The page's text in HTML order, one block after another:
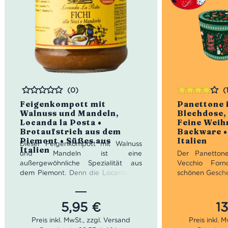
Feigenkompott mit
Walnuss und Mandeln,
Locanda la Posta •
Brotaufstrich aus dem
Piemont • Süßes aus
Italien
Bewertet
(0)
Dieser Feigenkompott mit Walnuss
und Mandeln ist eine
außergewöhnliche Spezialität aus
dem Piemont. Denn die Locanda La
als Hotel und Raststätte für
gutbetuchte Durchreisende. Seit
vielen Generationen verwöhnt die
Familie Genovesio ihre Gäste mit
5,95 €
Panettone
Blechdose,
Feine
Backware
Italien
Der
Vecchio
schönen
auch noch
Freunde
perfekt
Bewertet
mit4.00
von 5